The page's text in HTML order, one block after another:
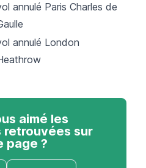
annulé Paris Charles de
annulé London
aimé les
retrouvées sur
page ?